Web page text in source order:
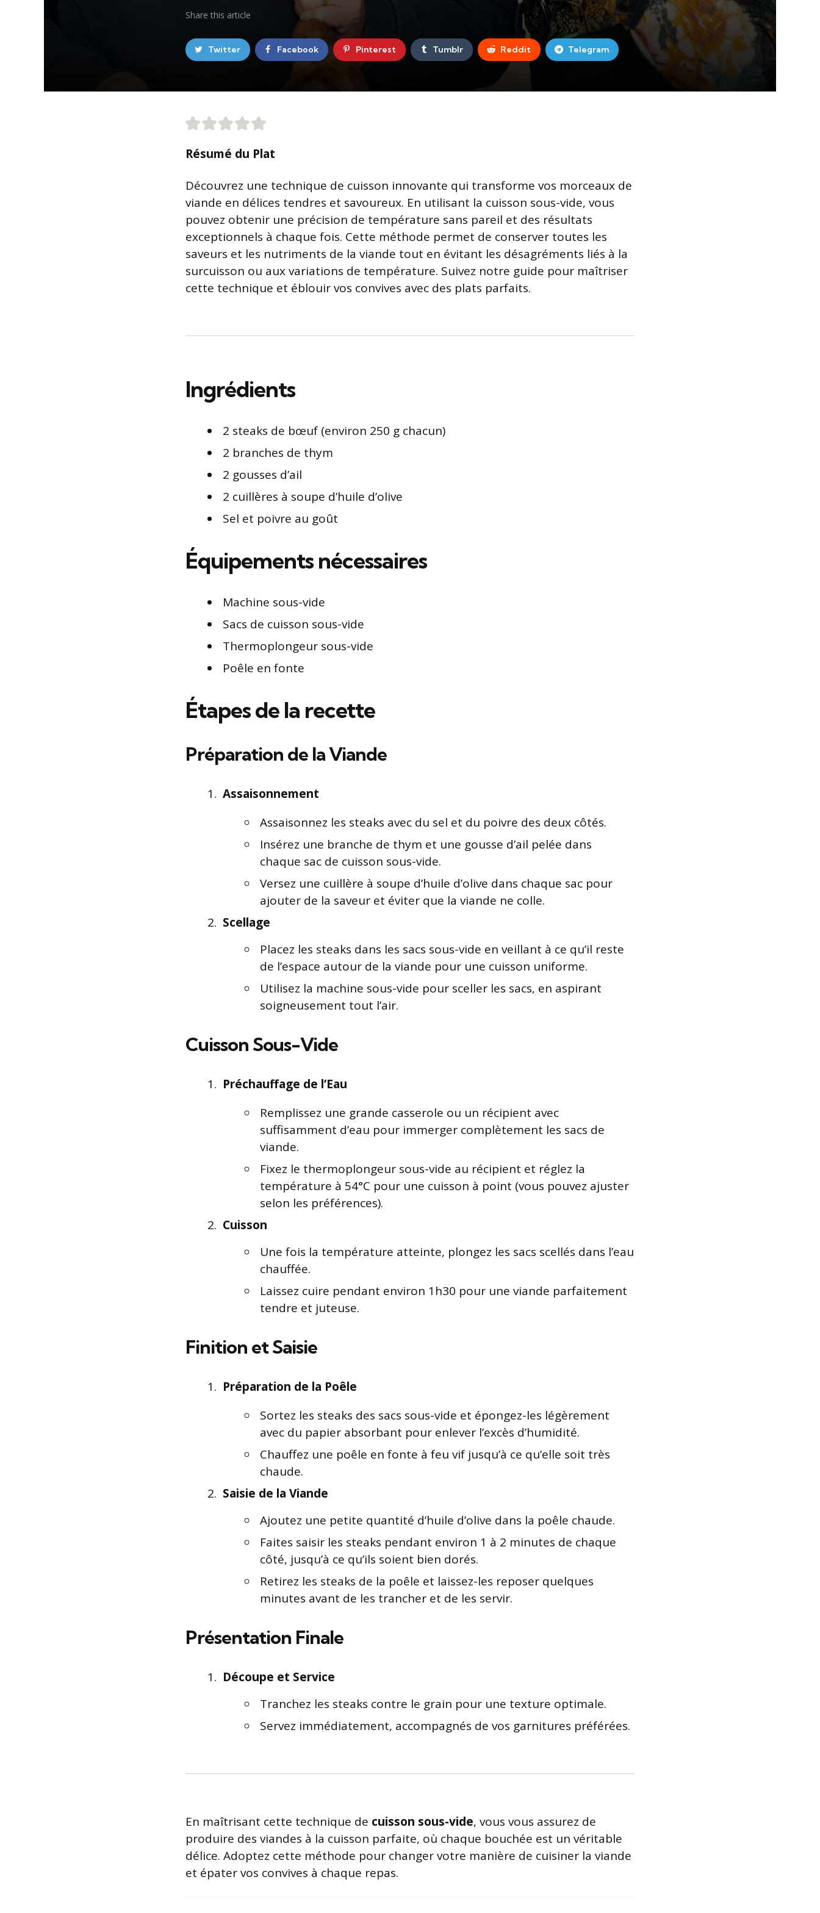
Share this article
Twitter Facebook Pinterest Tumblr Reddit Telegram
Résumé du Plat
Découvrez une technique de cuisson innovante qui transforme vos morceaux de
viande en délices tendres et savoureux. En utilisant la cuisson sous-vide, vous
pouvez obtenir une précision de température sans pareil et des résultats
exceptionnels à chaque fois. Cette méthode permet de conserver toutes les
saveurs et les nutriments de la viande tout en évitant les désagréments liés à la
surcuisson ou aux variations de température. Suivez notre guide pour maîtriser
cette technique et éblouir vos convives avec des plats parfaits.
Ingrédients
2 steaks de bœuf (environ 250 g chacun)
2 branches de thym
2 gousses d’ail
2 cuillères à soupe d’huile d’olive
Sel et poivre au goût
Équipements nécessaires
Machine sous-vide
Sacs de cuisson sous-vide
Thermoplongeur sous-vide
Poêle en fonte
Étapes de la recette
Préparation de la Viande
Assaisonnement
Assaisonnez les steaks avec du sel et du poivre des deux côtés.
Insérez une branche de thym et une gousse d’ail pelée dans
chaque sac de cuisson sous-vide.
Versez une cuillère à soupe d’huile d’olive dans chaque sac pour
ajouter de la saveur et éviter que la viande ne colle.
Scellage
Placez les steaks dans les sacs sous-vide en veillant à ce qu’il reste
de l’espace autour de la viande pour une cuisson uniforme.
Utilisez la machine sous-vide pour sceller les sacs, en aspirant
soigneusement tout l’air.
Cuisson Sous-Vide
Préchauffage de l’Eau
Remplissez une grande casserole ou un récipient avec
suffisamment d’eau pour immerger complètement les sacs de
viande.
Fixez le thermoplongeur sous-vide au récipient et réglez la
température à 54°C pour une cuisson à point (vous pouvez ajuster
selon les préférences).
Cuisson
Une fois la température atteinte, plongez les sacs scellés dans l’eau
chauffée.
Laissez cuire pendant environ 1h30 pour une viande parfaitement
tendre et juteuse.
Finition et Saisie
Préparation de la Poêle
Sortez les steaks des sacs sous-vide et épongez-les légèrement
avec du papier absorbant pour enlever l’excès d’humidité.
Chauffez une poêle en fonte à feu vif jusqu’à ce qu’elle soit très
chaude.
Saisie de la Viande
Ajoutez une petite quantité d’huile d’olive dans la poêle chaude.
Faites saisir les steaks pendant environ 1 à 2 minutes de chaque
côté, jusqu’à ce qu’ils soient bien dorés.
Retirez les steaks de la poêle et laissez-les reposer quelques
minutes avant de les trancher et de les servir.
Présentation Finale
Découpe et Service
Tranchez les steaks contre le grain pour une texture optimale.
Servez immédiatement, accompagnés de vos garnitures préférées.
En maîtrisant cette technique de cuisson sous-vide, vous vous assurez de
produire des viandes à la cuisson parfaite, où chaque bouchée est un véritable
délice. Adoptez cette méthode pour changer votre manière de cuisiner la viande
et épater vos convives à chaque repas.